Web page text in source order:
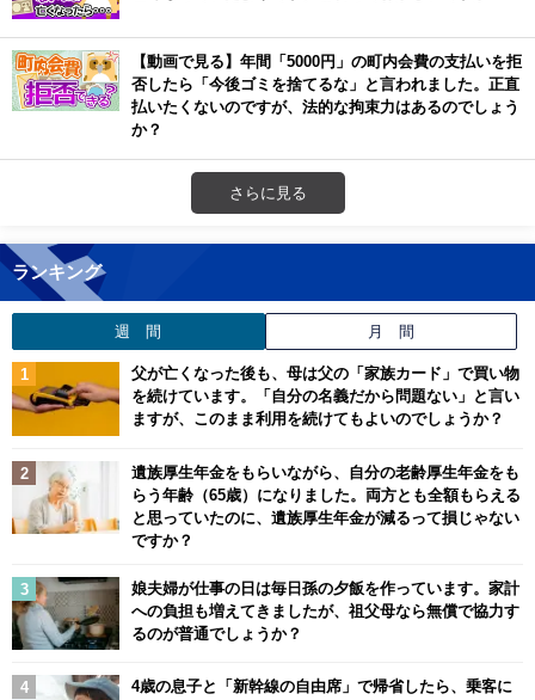
【動画で見る】年間「5000円」の町内会費の支払いを拒
否したら「今後ゴミを捨てるな」と言われました。正直
払いたくないのですが、法的な拘束力はあるのでしょう
か？
さらに見る
ランキング
週 間 月 間
父が亡くなった後も、母は父の「家族カード」で買い物
を続けています。「自分の名義だから問題ない」と言い
ますが、このまま利用を続けてもよいのでしょうか？
遺族厚生年金をもらいながら、自分の老齢厚生年金をも
らう年齢（65歳）になりました。両方とも全額もらえる
と思っていたのに、遺族厚生年金が減るって損じゃない
ですか？
娘夫婦が仕事の日は毎日孫の夕飯を作っています。家計
への負担も増えてきましたが、祖父母なら無償で協力す
るのが普通でしょうか？
4歳の息子と「新幹線の自由席」で帰省したら、乗客に